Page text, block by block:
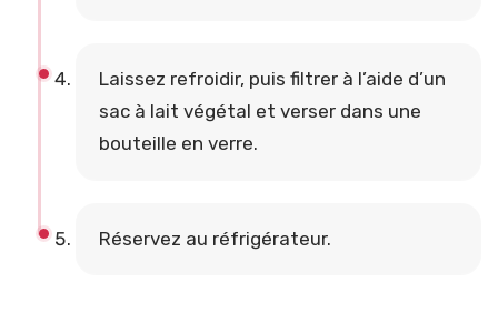
Laissez refroidir, puis filtrer à l’aide d’un
sac à lait végétal et verser dans une
bouteille en verre.
Réservez au réfrigérateur.